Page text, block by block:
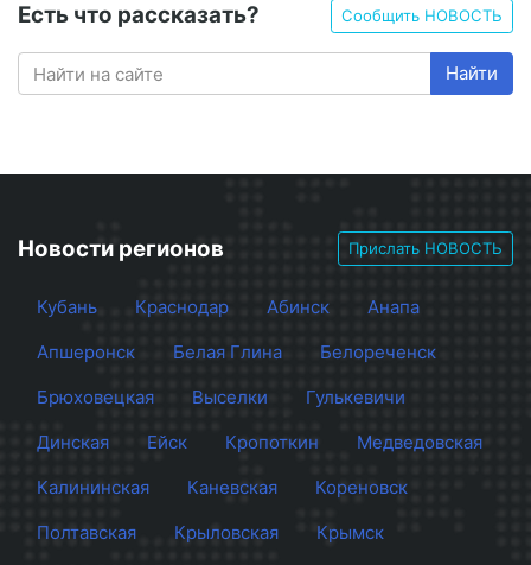
Есть что рассказать? Сообщить НОВОСТЬ
Найти
Новости регионов Прислать НОВОСТЬ
Кубань Краснодар Абинск
Анапа
Апшеронск
Белая Глина
Белореченск
Брюховецкая
Выселки
Гулькевичи
Динская
Ейск Кропоткин
Медведовская
Калининская
Каневская
Кореновск
Полтавская
Крыловская
Крымск